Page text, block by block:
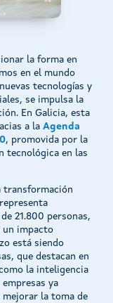
la forma en
en el mundo
tecnologías y
se impulsa la
En Galicia, esta
a la Agenda
, promovida por la
tecnológica en las
transformación
21.800 personas,
un impacto
está siendo
que destacan en
la inteligencia
empresas ya
mejorar la toma de